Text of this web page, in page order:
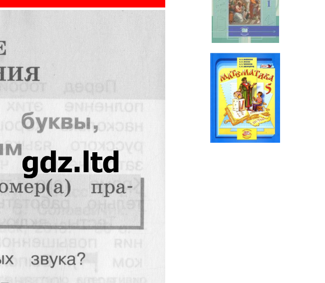
Математика
6 класс
Математика
5 класс